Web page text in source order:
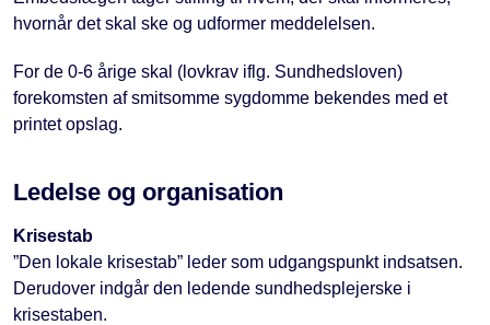
hvornår det skal ske og udformer meddelelsen.
For de 0-6 årige skal (lovkrav iflg. Sundhedsloven)
forekomsten af smitsomme sygdomme bekendes med et
printet opslag.
Ledelse og organisation
Krisestab
”Den lokale krisestab” leder som udgangspunkt indsatsen.
Derudover indgår den ledende sundhedsplejerske i
krisestaben.